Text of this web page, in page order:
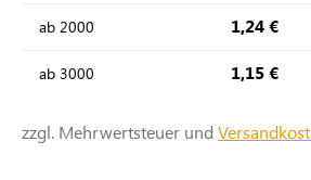
ab 2000 1,24 €
ab 3000 1,15 €
zzgl. Mehrwertsteuer und